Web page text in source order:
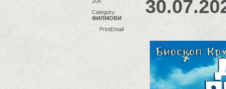
Category:
ФИЛМОВИ
PrintEmail